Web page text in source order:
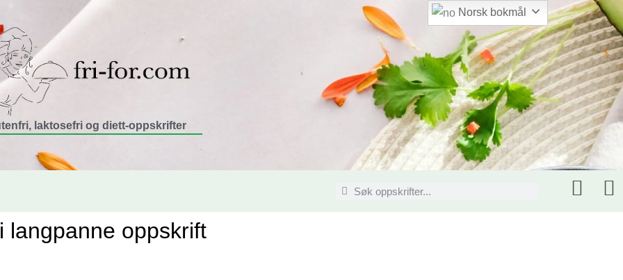
laktosefri og diett-oppskrifter
langpanne oppskrift
Norsk bokmål